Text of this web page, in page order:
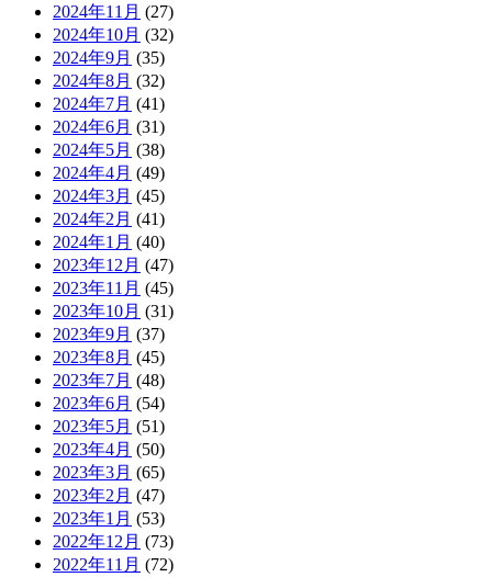
2024年11月 (27)
2024年10月 (32)
2024年9月 (35)
2024年8月 (32)
2024年7月 (41)
2024年6月 (31)
2024年5月 (38)
2024年4月 (49)
2024年3月 (45)
2024年2月 (41)
2024年1月 (40)
2023年12月 (47)
2023年11月 (45)
2023年10月 (31)
2023年9月 (37)
2023年8月 (45)
2023年7月 (48)
2023年6月 (54)
2023年5月 (51)
2023年4月 (50)
2023年3月 (65)
2023年2月 (47)
2023年1月 (53)
2022年12月 (73)
2022年11月 (72)